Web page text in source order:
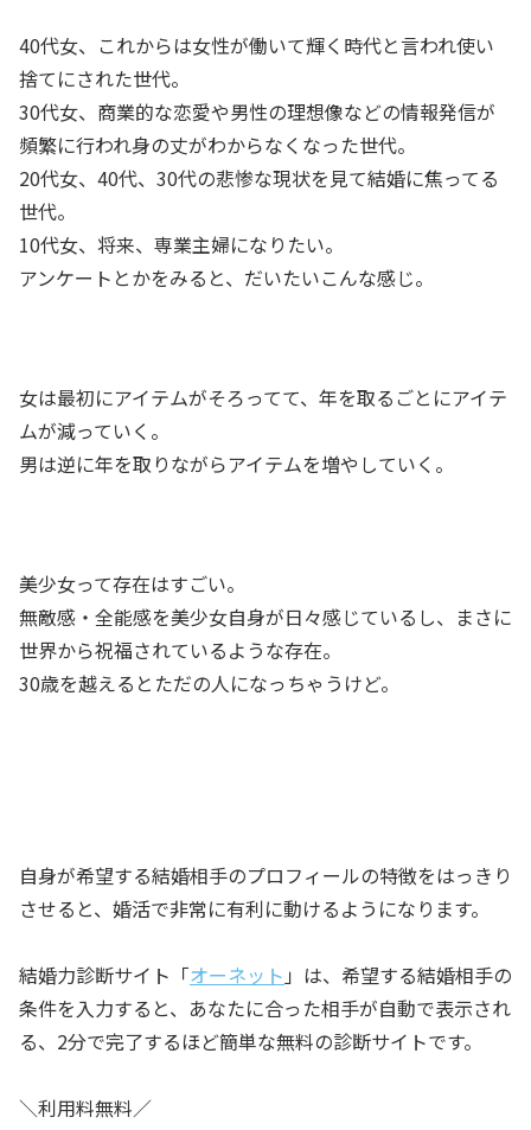
40代女、これからは女性が働いて輝く時代と言われ使い
捨てにされた世代。
30代女、商業的な恋愛や男性の理想像などの情報発信が
頻繁に行われ身の丈がわからなくなった世代。
20代女、40代、30代の悲惨な現状を見て結婚に焦ってる
世代。
10代女、将来、専業主婦になりたい。
アンケートとかをみると、だいたいこんな感じ。
女は最初にアイテムがそろってて、年を取るごとにアイテ
ムが減っていく。
男は逆に年を取りながらアイテムを増やしていく。
美少女って存在はすごい。
無敵感・全能感を美少女自身が日々感じているし、まさに
世界から祝福されているような存在。
30歳を越えるとただの人になっちゃうけど。
自身が希望する結婚相手のプロフィールの特徴をはっきり
させると、婚活で非常に有利に動けるようになります。
結婚力診断サイト「オーネット 」は、希望する結婚相手の
条件を入力すると、あなたに合った相手が自動で表示され
る、2分で完了するほど簡単な無料の診断サイトです。
＼利用料無料／